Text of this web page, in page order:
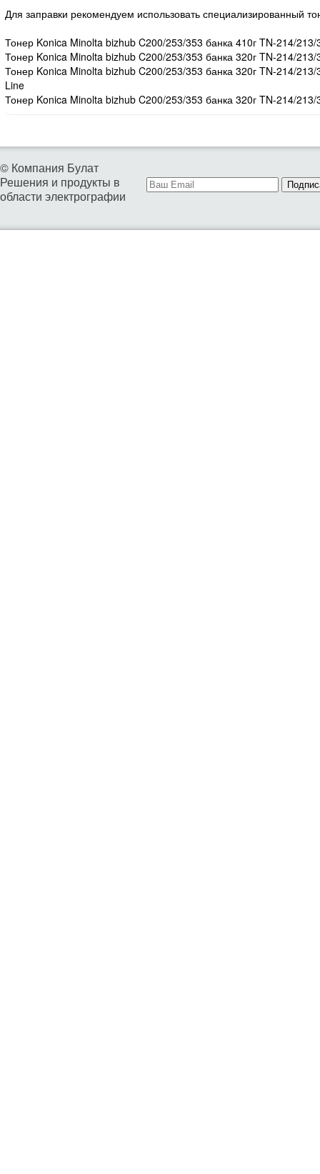
Для заправки рекомендуем использовать специализированный
Тонер Konica Minolta bizhub C200/253/353 банка 410г TN-214/
Тонер Konica Minolta bizhub C200/253/353 банка 320г TN-214/
Тонер Konica Minolta bizhub C200/253/353 банка 320г TN-214/
Line
Тонер Konica Minolta bizhub C200/253/353 банка 320г TN-214/
© Компания Булат
Решения и продукты в
области электрографии